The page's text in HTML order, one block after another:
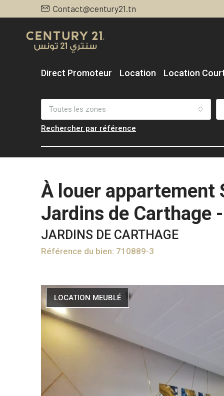
Contact@century21.tn
Direct Promoteur Location Location
Toutes les zones
Rechercher par référence
À louer appartement
Jardins de Carthage
JARDINS DE CARTHAGE
Référence du bien: 710889-3
LOCATION MEUBLÉ